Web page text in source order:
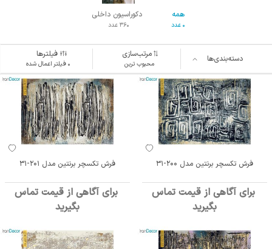
همه
0 عدد
دکوراسیون داخلی
360 عدد
دسته‌بندی‌ها مرتب‌سازی
محبوب ترین
فیلترها
۰ فیلتر اعمال شده
فرش تکسچر برنتین مدل 200-31
برای آگاهی از قیمت تماس
بگیرید
فرش تکسچر برنتین مدل 201-31
برای آگاهی از قیمت تماس
بگیرید